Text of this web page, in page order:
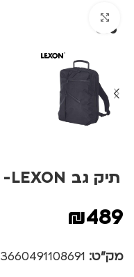
תיק גב CHALLENGER -LEXON
₪489
מק"ט: 3660491108691